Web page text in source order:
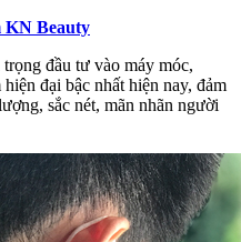
Beauty
đầu tư vào máy móc,
đại bậc nhất hiện nay, đảm
sắc nét, mãn nhãn người